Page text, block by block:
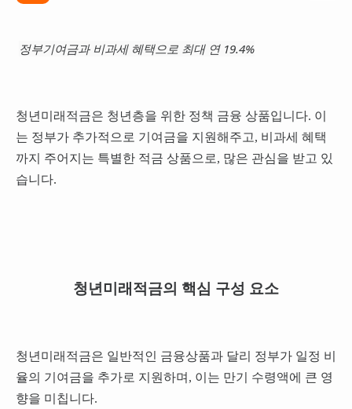
정부기여금과 비과세 혜택으로 최대 연 19.4%
청년미래적금은 청년층을 위한 정책 금융 상품입니다. 이
는 정부가 추가적으로 기여금을 지원해주고, 비과세 혜택
까지 주어지는 특별한 적금 상품으로, 많은 관심을 받고 있
습니다.
청년미래적금의 핵심 구성 요소
청년미래적금은 일반적인 금융상품과 달리 정부가 일정 비
율의 기여금을 추가로 지원하며, 이는 만기 수령액에 큰 영
향을 미칩니다.